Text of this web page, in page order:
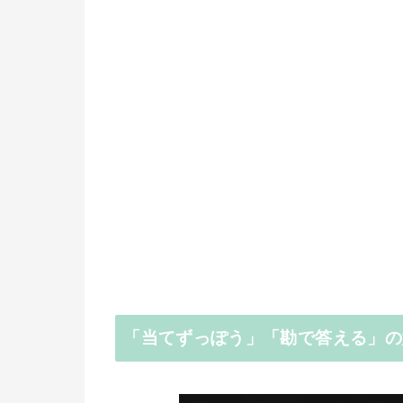
「当てずっぽう」「勘で答える」